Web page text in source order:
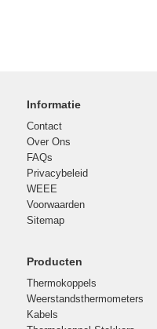
Informatie
Contact
Over Ons
FAQs
Privacybeleid
WEEE
Voorwaarden
Sitemap
Producten
Thermokoppels
Weerstandsthermometers
Kabels